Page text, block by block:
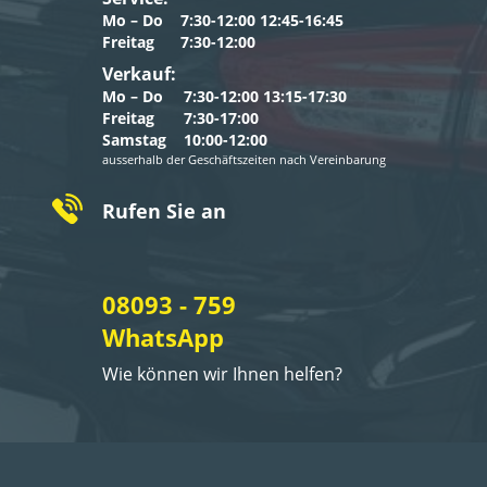
Mo – Do
7:30-12:00 12:45-16:45
Freitag
7:30-12:00
Verkauf:
Mo – Do
7:30-12:00 13:15-17:30
Freitag
7:30-17:00
Samstag
10:00-12:00
ausserhalb der Geschäftszeiten nach Vereinbarung
Rufen Sie an
08093 - 759
WhatsApp
Wie können wir Ihnen helfen?